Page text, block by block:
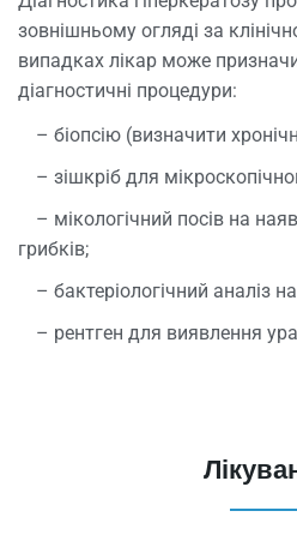
зовнішньому огляді за
випадках лікар може
діагностичні процедури:
– біопсію (визначити
– зішкріб для
– мікологічний посів на
грибків;
– бактеріологічний аналіз
– рентген для виявлення